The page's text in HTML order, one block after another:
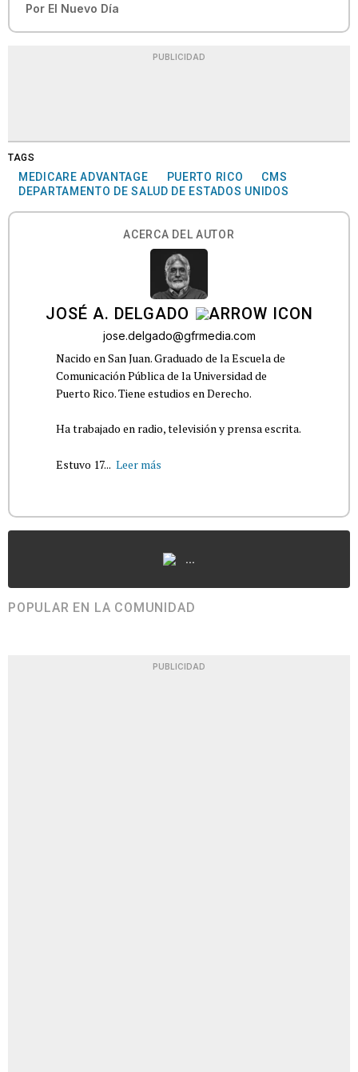
Por El Nuevo Día
PUBLICIDAD
TAGS
MEDICARE ADVANTAGE PUERTO RICO
CMS
DEPARTAMENTO DE SALUD DE ESTADOS UNIDOS
ACERCA DEL AUTOR
JOSÉ A. DELGADO
jose.delgado@gfrmedia.com
Nacido en San Juan. Graduado de la Escuela de
Comunicación Pública de la Universidad de
Puerto Rico. Tiene estudios en Derecho.
Ha trabajado en radio, televisión y prensa escrita.
Estuvo 17... Leer más
...
POPULAR EN LA COMUNIDAD
PUBLICIDAD